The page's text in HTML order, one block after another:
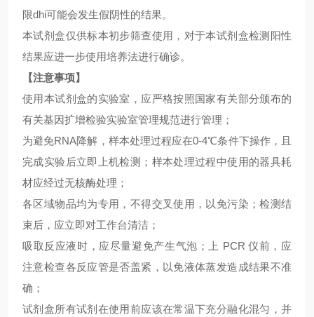
限dhi可能会发生假阴性的结果。
本试剂盒仅供标本初步筛查使用，对于本试剂盒检测阳性
结果应进一步使用培养法进行确诊。
【注意事项】
使用本试剂盒的实验室，应严格按照国家有关部分颁布的
有关基因扩增检验实验室管理规范进行管理；
为避免RNA降解，样本处理过程应在0-4℃条件下操作，且
完成实验后立即上机检测；样本处理过程中使用的器具耗
材应经过无核酶处理；
各区域物品均为专用，不得交叉使用，以免污染；检测结
束后，应立即对工作台清洁；
吸取反应液时，应尽量避免产生气泡；上 PCR 仪前，应
注意检查各反应管是否盖紧，以免液体蒸发造成结果不准
确；
试剂盒所有试剂在使用前应该在常温下充分融化混匀，并